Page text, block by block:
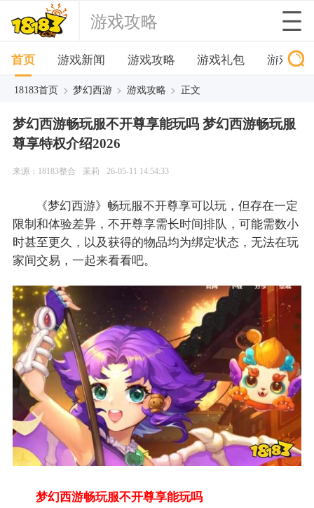
游戏攻略
首页 游戏新闻 游戏攻略 游戏礼包 游戏下
18183首页 > 梦幻西游 > 游戏攻略 > 正文
梦幻西游畅玩服不开尊享能玩吗 梦幻西游畅玩服
尊享特权介绍2026
来源：18183整合 茉莉 26-05-11 14:54:33
《梦幻西游》畅玩服不开尊享可以玩，但存在一定
限制和体验差异，不开尊享需长时间排队，可能需数小
时甚至更久，以及获得的物品均为绑定状态，无法在玩
家间交易，一起来看看吧。
梦幻西游畅玩服不开尊享能玩吗